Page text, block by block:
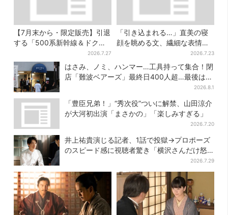
【7月末から・限定販売】引退
する「500系新幹線＆ドクタ
ーイエロー」×人気ドーナツ店
がコラボ、手土産の切り札に
も
2026.7.27
「引き込まれる…」直美の寝
顔を眺める文、繊細な表情を
見せる内田滋の演技に称賛相
次ぐ
2026.7.23
はさみ、ノミ、ハンマー…工具持って集合！閉
店「難波ベアーズ」最終日400人超…最後は
2026.8.1
「豊臣兄弟！」“秀次役”ついに解禁、山田涼介
が大河初出演「まさかの」「楽しみすぎる」
2026.7.20
井上祐貴演じる記者、1話で投獄→プロポーズ
のスピード感に視聴者驚き「横沢さんだけ怒
2026.7.29